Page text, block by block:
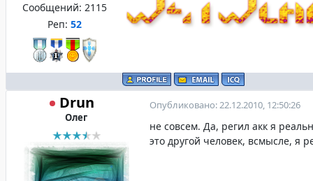
Сообщений: 2115
Реп: 52
Drun
Олег
Опубликовано: 22.12.2010, 12:50:26
не совсем. Да, регил акк я
это другой человек, всмысле, я